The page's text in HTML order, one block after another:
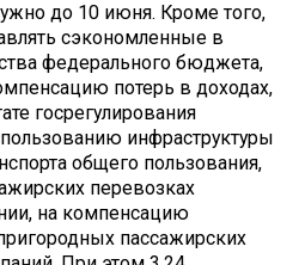
до 10 июня. Кроме того,
сэкономленные в
федерального бюджета,
потерь в доходах,
госрегулирования
инфраструктуры
общего пользования,
перевозках
на компенсацию
пассажирских